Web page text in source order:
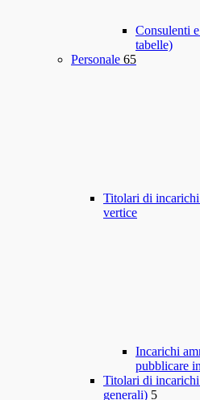
Consulenti
tabelle)
Personale 65
Titolari di
vertice
Incarichi
pubblicare
Titolari di
generali) 5